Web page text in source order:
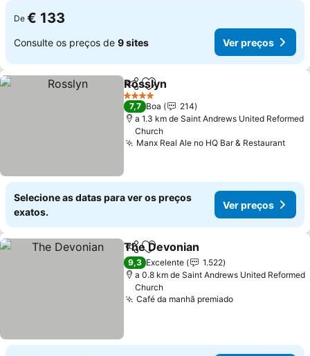
De € 133
Consulte os preços de 9 sites Ver preços
PartilharAdicionar aos favoritos
Rosslyn
4 Estrelas
7,7 Boa
214
a 1.3 km de Saint Andrews United Reformed
Church
Manx Real Ale no HQ Bar & RestaurantVer
Selecione as datas para ver os preços
exatos.
Ver preços
PartilharAdicionar aos favoritos
The Devonian
9,3 Excelente
1.522
a 0.8 km de Saint Andrews United Reformed
Church
Café da manhã premiadoVer preços